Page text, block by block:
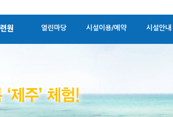
열린마당 시설이용/예약 시설안내